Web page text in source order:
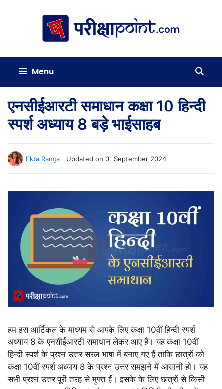
Menu
एनसीईआरटी समाधान कक्षा 10 हिन्दी
स्पर्श अध्याय 8 बड़े भाईसाहब
Ekta Ranga Updated on 01 September 2024
हम इस आर्टिकल के माध्यम से आपके लिए कक्षा 10वीं हिन्दी स्पर्श
अध्याय 8 के एनसीईआरटी समाधान लेकर आए हैं। यह कक्षा 10वीं
हिन्दी स्पर्श के प्रश्न उत्तर सरल भाषा में बनाए गए हैं ताकि छात्रों को
कक्षा 10वीं स्पर्श अध्याय 8 के प्रश्न उत्तर समझने में आसानी हो। यह
सभी प्रश्न उत्तर पूरी तरह से मुफ्त हैं। इसके के लिए छात्रों से किसी